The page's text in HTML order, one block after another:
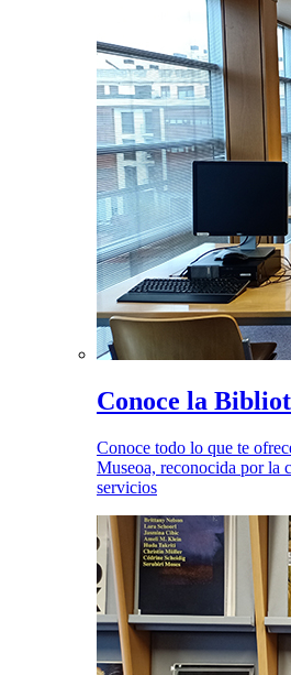
Conoce la
Conoce todo lo que te
Museoa, reconocida por la
servicios